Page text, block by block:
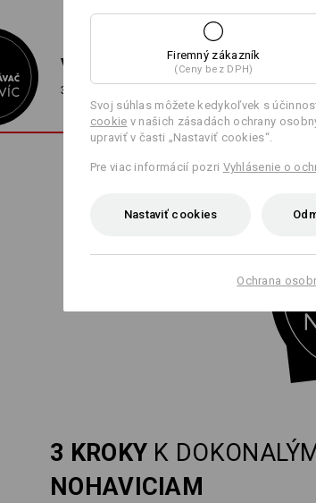
VYHĽADÁVAČ NOHAVÍC
3 kroky k dokonalým nohaviciam
3 KROKY K
NOHAVICIAM
Firemný zákazník
(Ceny bez DPH)
Svoj súhlas môžete kedykoľvek s
cookie v našich zásadách ochrany
upraviť v časti „Nastaviť cookies“.
Pre viac informácií pozri Vyhlásenie o
Nastaviť cookies
Ochrana